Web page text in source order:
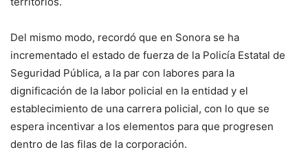
Del mismo modo, recordó que en Sonora se ha
incrementado el estado de fuerza de la Policía Estatal de
Seguridad Pública, a la par con labores para la
dignificación de la labor policial en la entidad y el
establecimiento de una carrera policial, con lo que se
espera incentivar a los elementos para que progresen
dentro de las filas de la corporación.